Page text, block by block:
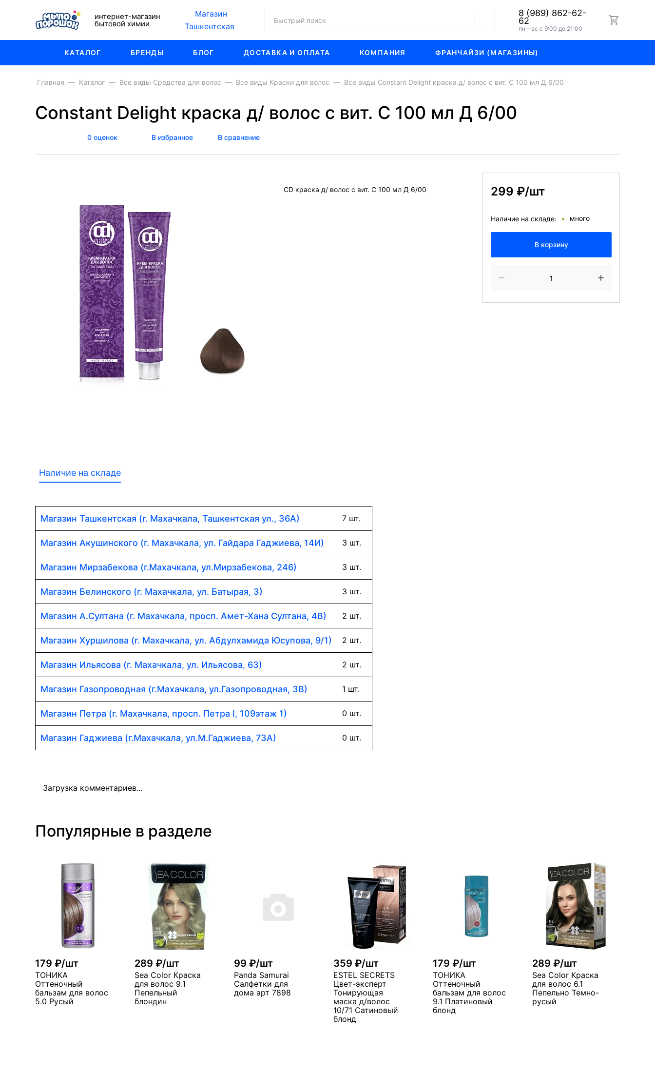
интернет-магазин
бытовой химии
Магазин
Ташкентская
8 (989) 862-62-
62
пн—вс с 9:00 до 21:00
КАТАЛОГ БРЕНДЫ БЛОГ ДОСТАВКА И ОПЛАТА КОМПАНИЯ ФРАНЧАЙЗИ (МАГАЗИНЫ)
Главная Каталог Все виды Средства для волос Все виды Краски для волос Все виды Constant Delight краска д/ волос с вит. С 100 мл Д 6/00
Constant Delight краска д/ волос с вит. С 100 мл Д 6/00
0 оценок В избранное В сравнение
CD краска д/ волос с вит. С 100 мл Д 6/00 299 ₽/шт
Наличие на складе: много
В корзину
Наличие на складе
Магазин Ташкентская (г. Махачкала, Ташкентская ул., 36А) 7 шт.
Магазин Акушинского (г. Махачкала, ул. Гайдара Гаджиева, 14И) 3 шт.
Магазин Мирзабекова (г.Махачкала, ул.Мирзабекова, 246) 3 шт.
Магазин Белинского (г. Махачкала, ул. Батырая, 3) 3 шт.
Магазин А.Султана (г. Махачкала, просп. Амет-Хана Султана, 4В) 2 шт.
Магазин Хуршилова (г. Махачкала, ул. Абдулхамида Юсупова, 9/1) 2 шт.
Магазин Ильясова (г. Махачкала, ул. Ильясова, 63) 2 шт.
Магазин Газопроводная (г.Махачкала, ул.Газопроводная, 3В) 1 шт.
Магазин Петра (г. Махачкала, просп. Петра I, 109этаж 1) 0 шт.
Магазин Гаджиева (г.Махачкала, ул.М.Гаджиева, 73А) 0 шт.
Загрузка комментариев...
Популярные в разделе
179 ₽/шт
ТОНИКА
Оттеночный
бальзам для волос
5.0 Русый
289 ₽/шт
Sea Color Краска
для волос 9.1
Пепельный
блондин
99 ₽/шт
Panda Samurai
Салфетки для
дома арт 7898
359 ₽/шт
ESTEL SECRETS
Цвет-эксперт
Тонирующая
маска д/волос
10/71 Сатиновый
блонд
179 ₽/шт
ТОНИКА
Оттеночный
бальзам для волос
9.1 Платиновый
блонд
289 ₽/шт
Sea Color Краска
для волос 6.1
Пепельно Темно-
русый